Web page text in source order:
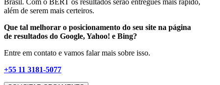
Brasil. Com o BERT os resultados serão entregues mais rápido,
além de serem mais certeiros.
Que tal melhorar o posicionamento do seu site na página
de resultados do Google, Yahoo! e Bing?
Entre em contato e vamos falar mais sobre isso.
+55 11 3181-5077